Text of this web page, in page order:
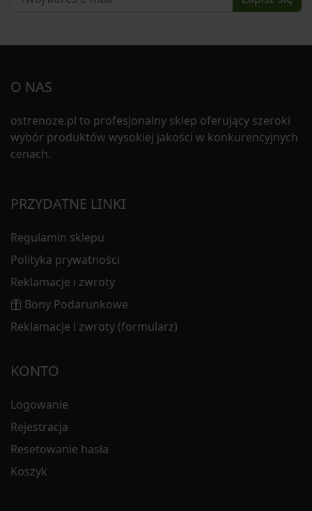
O NAS
ostrenoze.pl to profesjonalny sklep oferujący szeroki
wybór produktów wysokiej jakości w konkurencyjnych
cenach.
PRZYDATNE LINKI
Regulamin sklepu
Polityka prywatności
Reklamacje i zwroty
Bony Podarunkowe
Reklamacje i zwroty (formularz)
KONTO
Logowanie
Rejestracja
Resetowanie hasła
Koszyk